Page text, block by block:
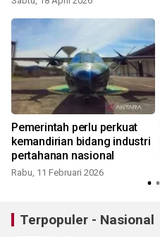
Pemerintah perlu perkuat
kemandirian bidang industri
pertahanan nasional
Rabu, 11 Februari 2026
Terpopuler - Nasional